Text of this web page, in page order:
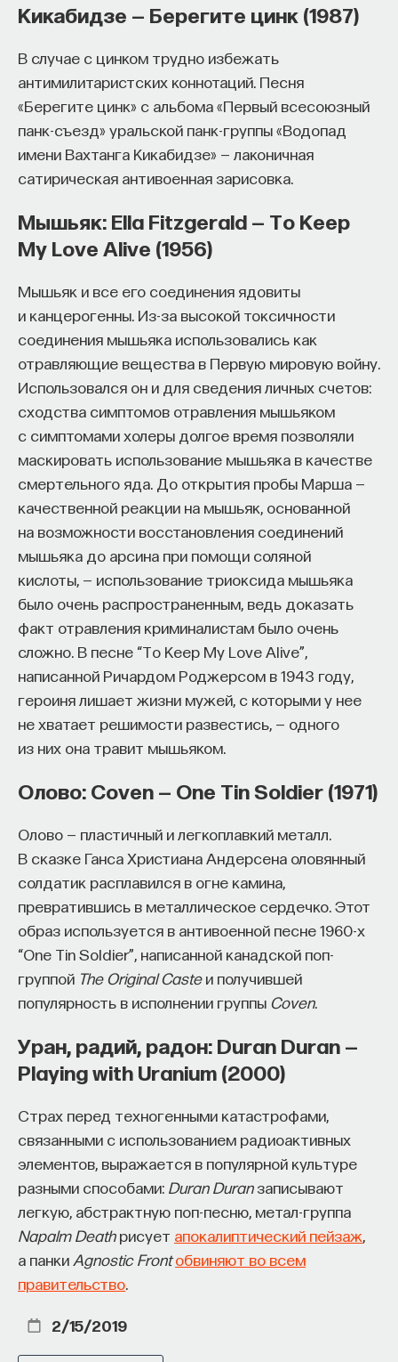
Кикабидзе — Берегите цинк (1987)
В случае с цинком трудно избежать
антимилитаристских коннотаций. Песня
«Берегите цинк» с альбома «Первый всесоюзный
панк-съезд» уральской панк-группы «Водопад
имени Вахтанга Кикабидзе» — лаконичная
сатирическая антивоенная зарисовка.
Мышьяк: Ella Fitzgerald — To Keep
My Love Alive (1956)
Мышьяк и все его соединения ядовиты
и канцерогенны. Из-за высокой токсичности
соединения мышьяка использовались как
отравляющие вещества в Первую мировую войну.
Использовался он и для сведения личных счетов:
сходства симптомов отравления мышьяком
с симптомами холеры долгое время позволяли
маскировать использование мышьяка в качестве
смертельного яда. До открытия пробы Марша —
качественной реакции на мышьяк, основанной
на возможности восстановления соединений
мышьяка до арсина при помощи соляной
кислоты, — использование триоксида мышьяка
было очень распространенным, ведь доказать
факт отравления криминалистам было очень
сложно. В песне “To Keep My Love Alive”,
написанной Ричардом Роджерсом в 1943 году,
героиня лишает жизни мужей, с которыми у нее
не хватает решимости развестись, — одного
из них она травит мышьяком.
Олово: Coven — One Tin Soldier (1971)
Олово — пластичный и легкоплавкий металл.
В сказке Ганса Христиана Андерсена оловянный
солдатик расплавился в огне камина,
превратившись в металлическое сердечко. Этот
образ используется в антивоенной песне 1960-х
“One Tin Soldier”, написанной канадской поп-
группой The Original Casteи получившей
популярность в исполнении группы Coven.
Уран, радий, радон: Duran Duran —
Playing with Uranium (2000)
Страх перед техногенными катастрофами,
связанными с использованием радиоактивных
элементов, выражается в популярной культуре
разными способами: Duran Duranзаписывают
легкую, абстрактную поп-песню, метал-группа
Napalm Deathрисует апокалиптический пейзаж
а панки Agnostic Front обвиняют во всем
правительство
2/15/2019